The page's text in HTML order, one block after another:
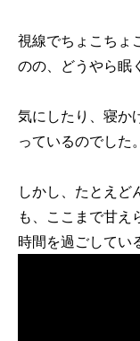
視線でちょこちょ
のの、どうやら眠
気にしたり、寝か
っているのでした。
しかし、たとえど
も、ここまで甘え
時間を過ごしてい